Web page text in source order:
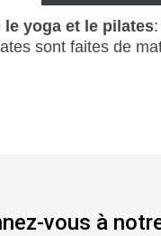
le yoga et le pilates
sont faites de
vous à